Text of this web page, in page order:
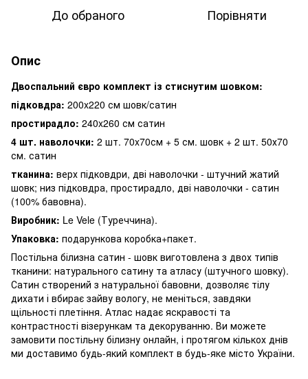
До обраного Порівняти
Опис
Двоспальний євро комплект із стиснутим шовком:
підковдра: 200x220 см шовк/сатин
простирадло: 240x260 см сатин
4 шт. наволочки: 2 шт. 70x70см + 5 см. шовк + 2 шт. 50х70
см. сатин
тканина: верх підковдри, дві наволочки - штучний жатий
шовк; низ підковдра, простирадло, дві наволочки - сатин
(100% бавовна).
Виробник: Le Vele (Туреччина).
Упаковка: подарункова коробка+пакет.
Постільна білизна сатин - шовк виготовлена ​​з двох типів
тканини: натурального сатину та атласу (штучного шовку).
Сатин створений з натуральної бавовни, дозволяє тілу
дихати і вбирає зайву вологу, не меніться, завдяки
щільності плетіння. Атлас надає яскравості та
контрастності візерункам та декоруванню. Ви можете
замовити постільну білизну онлайн, і протягом кількох днів
ми доставимо будь-який комплект в будь-яке місто України.